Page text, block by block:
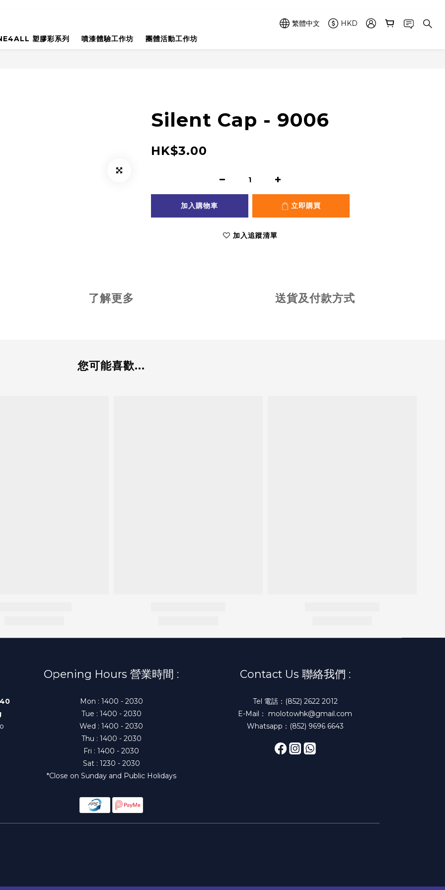
繁體中文
HKD
塑膠彩系列
噴漆體驗工作坊 團體活動工作坊
Silent Cap - 9006
HK$3.00
加入購物車 立即購買
加入追蹤清單
了解更多 送貨及付款方式
您可能喜歡...
Opening Hours 營業時間 :
Mon : 1400 - 2030
Tue : 1400 - 2030
Wed : 1400 - 2030
Thu : 1400 - 2030
Fri : 1400 - 2030
Sat : 1230 - 2030
*Close on Sunday and Public Holidays
Contact Us 聯絡我們 :
Tel 電話：(852) 2622 2012
E-Mail： molotowhk@gmail.com
Whatsapp：(852) 9696 6643